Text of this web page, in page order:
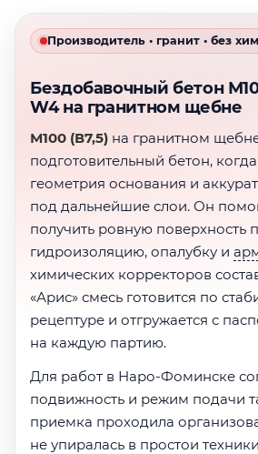
Производитель • гранит • без
Бездобавочный бетон
W4 на гранитном щебне
М100 (В7,5) на гранитном
подготовительный бетон,
геометрия основания и
под дальнейшие слои. Он
получить ровную поверхность
гидроизоляцию, опалубку и
химических корректоров
«Арис» смесь готовится по
рецептуре и отгружается с
на каждую партию.
Для работ в Наро-Фоминске
подвижность и режим подачи
приемка проходила
не упиралась в простои